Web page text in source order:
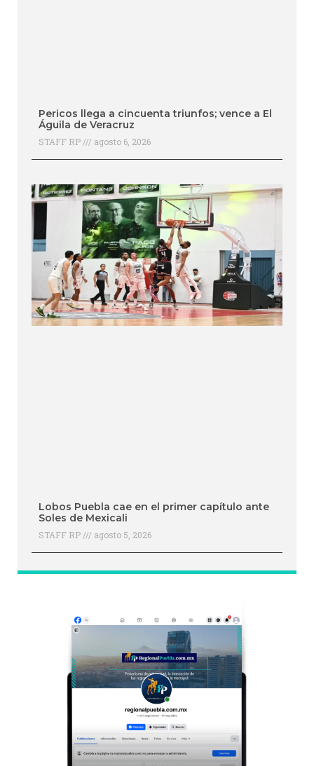
Pericos llega a cincuenta triunfos; vence a El
Águila de Veracruz
STAFF RP agosto 6, 2026
Lobos Puebla cae en el primer capítulo ante
Soles de Mexicali
STAFF RP agosto 5, 2026